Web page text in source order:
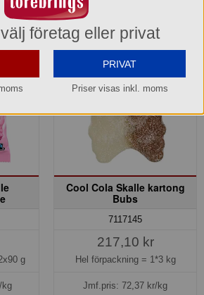
din sökning:
g
Cool Cola Skalle kartong
Bubs
7117145
217,10 kr
Hel förpackning = 1*3 kg
Jmf.pris: 72,37 kr/kg
företag eller privat
PRIVAT
Priser visas inkl. moms